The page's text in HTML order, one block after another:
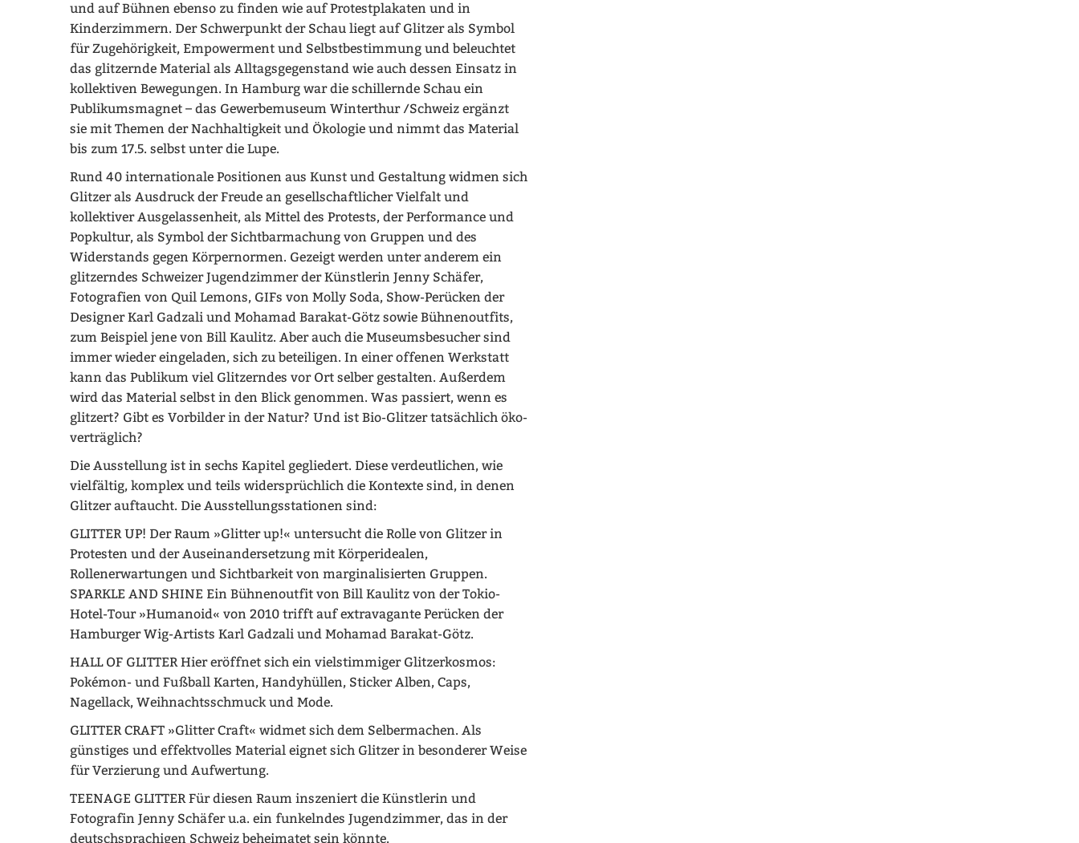
und auf Bühnen ebenso zu finden wie auf Protestplakaten und in
Kinderzimmern. Der Schwerpunkt der Schau liegt auf Glitzer als Symbol
für Zugehörigkeit, Empowerment und Selbstbestimmung und beleuchtet
das glitzernde Material als Alltagsgegenstand wie auch dessen Einsatz in
kollektiven Bewegungen. In Hamburg war die schillernde Schau ein
Publikumsmagnet – das Gewerbemuseum Winterthur /Schweiz ergänzt
sie mit Themen der Nachhaltigkeit und Ökologie und nimmt das Material
bis zum 17.5. selbst unter die Lupe.
Rund 40 internationale Positionen aus Kunst und Gestaltung widmen sich
Glitzer als Ausdruck der Freude an gesellschaftlicher Vielfalt und
kollektiver Ausgelassenheit, als Mittel des Protests, der Performance und
Popkultur, als Symbol der Sichtbarmachung von Gruppen und des
Widerstands gegen Körpernormen. Gezeigt werden unter anderem ein
glitzerndes Schweizer Jugendzimmer der Künstlerin Jenny Schäfer,
Fotografien von Quil Lemons, GIFs von Molly Soda, Show-Perücken der
Designer Karl Gadzali und Mohamad Barakat-Götz sowie Bühnenoutfits,
zum Beispiel jene von Bill Kaulitz. Aber auch die Museumsbesucher sind
immer wieder eingeladen, sich zu beteiligen. In einer offenen Werkstatt
kann das Publikum viel Glitzerndes vor Ort selber gestalten. Außerdem
wird das Material selbst in den Blick genommen. Was passiert, wenn es
glitzert? Gibt es Vorbilder in der Natur? Und ist Bio-Glitzer tatsächlich öko-
verträglich?
Die Ausstellung ist in sechs Kapitel gegliedert. Diese verdeutlichen, wie
vielfältig, komplex und teils widersprüchlich die Kontexte sind, in denen
Glitzer auftaucht. Die Ausstellungsstationen sind:
GLITTER UP! Der Raum »Glitter up!« untersucht die Rolle von Glitzer in
Protesten und der Auseinandersetzung mit Körperidealen,
Rollenerwartungen und Sichtbarkeit von marginalisierten Gruppen.
SPARKLE AND SHINE Ein Bühnenoutfit von Bill Kaulitz von der Tokio-
Hotel-Tour »Humanoid« von 2010 trifft auf extravagante Perücken der
Hamburger Wig-Artists Karl Gadzali und Mohamad Barakat-Götz.
HALL OF GLITTER Hier eröffnet sich ein vielstimmiger Glitzerkosmos:
Pokémon- und Fußball Karten, Handyhüllen, Sticker Alben, Caps,
Nagellack, Weihnachtsschmuck und Mode.
GLITTER CRAFT »Glitter Craft« widmet sich dem Selbermachen. Als
günstiges und effektvolles Material eignet sich Glitzer in besonderer Weise
für Verzierung und Aufwertung.
TEENAGE GLITTER Für diesen Raum inszeniert die Künstlerin und
Fotografin Jenny Schäfer u.a. ein funkelndes Jugendzimmer, das in der
deutschsprachigen Schweiz beheimatet sein könnte.